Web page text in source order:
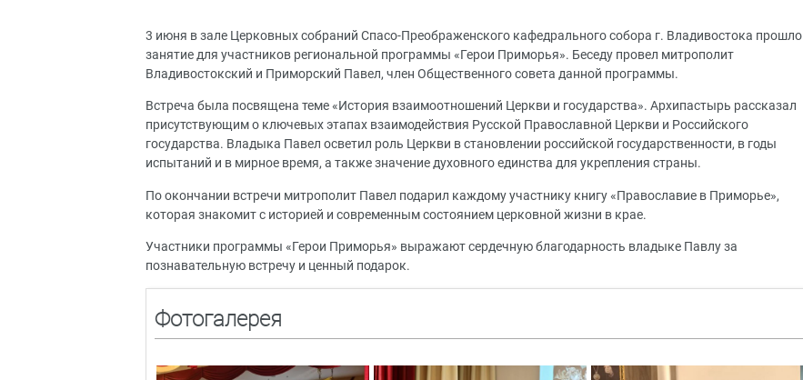
3 июня в зале Церковных собраний Спасо-Преображенского кафедрального собора г. Владивостока прошло
занятие для участников региональной программы «Герои Приморья». Беседу провел митрополит
Владивостокский и Приморский Павел, член Общественного совета данной программы.
Встреча была посвящена теме «История взаимоотношений Церкви и государства». Архипастырь рассказал
присутствующим о ключевых этапах взаимодействия Русской Православной Церкви и Российского
государства. Владыка Павел осветил роль Церкви в становлении российской государственности, в годы
испытаний и в мирное время, а также значение духовного единства для укрепления страны.
По окончании встречи митрополит Павел подарил каждому участнику книгу «Православие в Приморье»,
которая знакомит с историей и современным состоянием церковной жизни в крае.
Участники программы «Герои Приморья» выражают сердечную благодарность владыке Павлу за
познавательную встречу и ценный подарок.
Фотогалерея